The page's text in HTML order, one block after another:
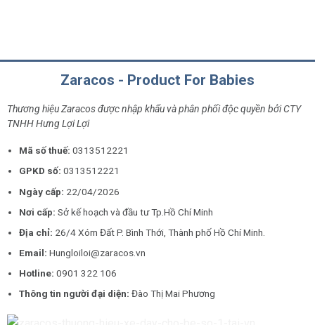
Zaracos - Product For Babies
Thương hiệu Zaracos được nhập khẩu và phân phối độc quyền bởi CTY
TNHH Hưng Lợi Lợi
Mã số thuế: 0313512221
GPKD số:0313512221
Ngày cấp: 22/04/2026
Nơi cấp:Sở kế hoạch và đầu tư Tp.Hồ Chí Minh
Địa chỉ: 26/4 Xóm Đất P. Bình Thới, Thành phố Hồ Chí Minh.
Email:Hungloiloi@zaracos.vn
Hotline:0901 322 106
Thông tin người đại diện:Đào Thị Mai Phương